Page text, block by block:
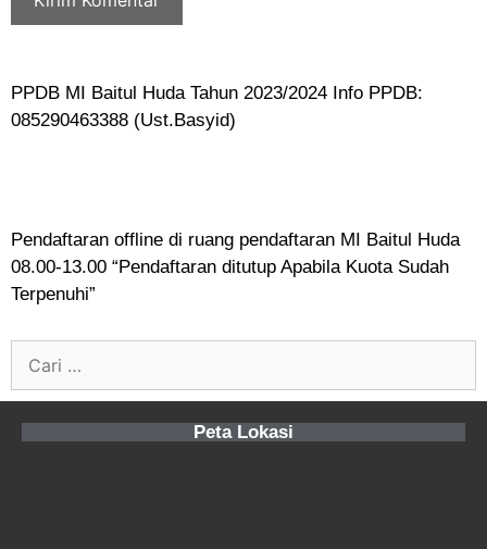
PPDB MI Baitul Huda Tahun 2023/2024 Info PPDB:
085290463388 (Ust.Basyid)
Pendaftaran offline di ruang pendaftaran MI Baitul Huda
08.00-13.00 “Pendaftaran ditutup Apabila Kuota Sudah
Terpenuhi”
Peta Lokasi